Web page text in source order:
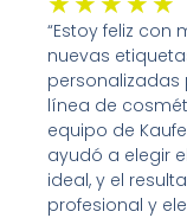
“Estoy feliz con
nuevas
personalizadas
línea de
equipo de
ayudó a elegir
ideal, y el
profesional y